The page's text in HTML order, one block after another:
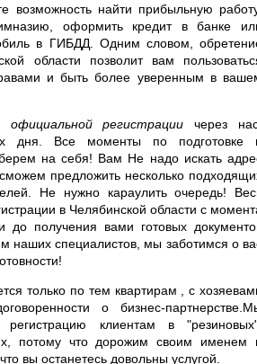
найти прибыльную
оформить кредит в банке
в ГИБДД. Одним словом,
области позволит вам
и быть более уверенным в
официальной регистрациичерез
дня. Все моменты по подготовке
на себя! Вам Не надо искать
предложить несколько
Не нужно караулить очередь!
в Челябинской области с
до получения вами готовых
наших специалистов, мы заботимся о
только по тем квартирам , с
о бизнес-
регистрацию клиентам в
потому что дорожим своим именем
вы останетесь довольны услугой.